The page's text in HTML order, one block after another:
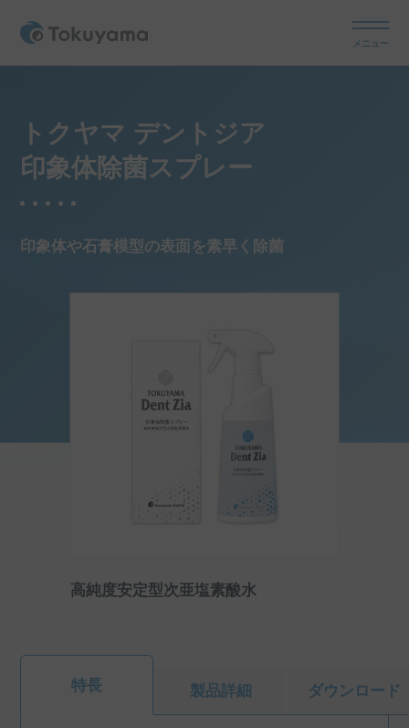
メニュー
トクヤマ デントジア
印象体除菌スプレー
印象体や石膏模型の表面を素早く除菌
高純度安定型次亜塩素酸水
特長 製品詳細 ダウンロード